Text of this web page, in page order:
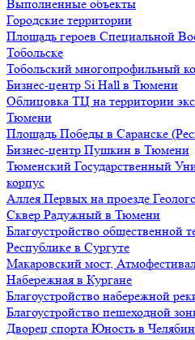
Выполненные объекты
Городские территории
Площадь героев Специальной
Тобольске
Тобольский многопрофильный
Бизнес-центр Si Hall в Тюмени
Облицовка ТЦ на территории
Тюмени
Площадь Победы в Саранске
Бизнес-центр Пушкин в Тюмени
Тюменский Государственный
корпус
Аллея Первых на проезде
Сквер Радужный в Тюмени
Благоустройство общественной
Республике в Сургуте
Макаровский мост,
Набережная в Кургане
Благоустройство набережной
Благоустройство пешеходной
Дворец спорта Юность в